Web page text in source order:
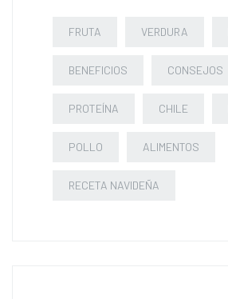
FRUTA VERDURA
BENEFICIOS CONSEJOS
PROTEÍNA CHILE
POLLO ALIMENTOS
RECETA NAVIDEÑA